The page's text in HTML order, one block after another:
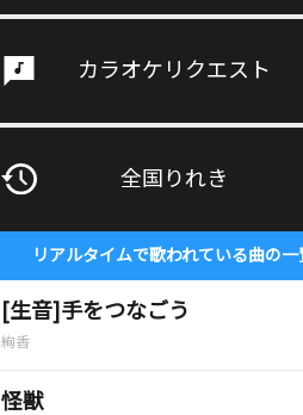
カラオケリクエスト
全国りれき
リアルタイムで歌われている曲の一
[生音]手をつなごう
絢香
怪獣